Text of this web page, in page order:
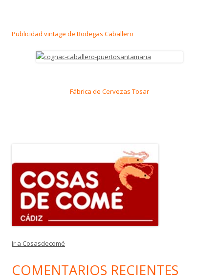
Publicidad vintage de Bodegas Caballero
Fábrica de Cervezas Tosar
Ir a Cosasdecomé
COMENTARIOS RECIENTES